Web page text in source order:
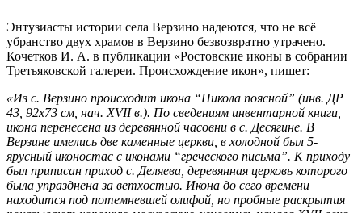
Энтузиасты истории села Верзино надеются, что не всё
убранство двух храмов в Верзино безвозвратно утрачено.
Кочетков И. А. в публикации «Ростовские иконы в собрании
Третьяковской галереи. Происхождение икон», пишет:
«Из с. Верзино происходит икона “Никола поясной” (инв. ДР
43, 92х73 см, нач. XVII в.). По сведениям инвентарной книги,
икона перенесена из деревянной часовни в с. Десягине. В
Верзине имелись две каменные церкви, в холодной был 5-
ярусный иконостас с иконами “греческого письма”. К приходу
был приписан приход с. Деляева, деревянная церковь которого
была упразднена за ветхостью. Икона до сего времени
находится под потемневшей олифой, но пробные раскрытия